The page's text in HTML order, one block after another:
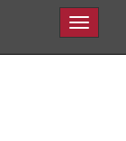
Toggle